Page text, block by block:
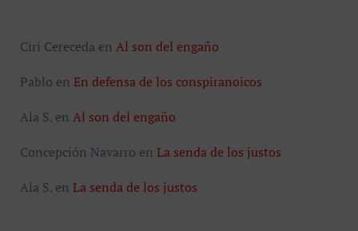
Ciri Cereceda en Al son del engaño
Pablo en En defensa de los conspiranoicos
Ala S.en Al son del engaño
Concepción Navarro en La senda de los justos
Ala S.en La senda de los justos